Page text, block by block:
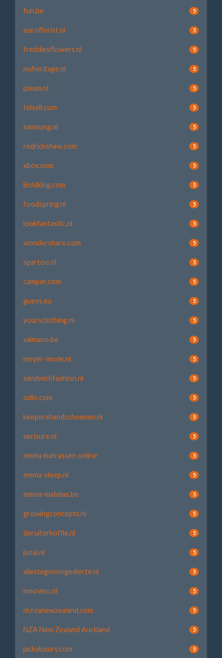
fun.be 5
euroflorist.nl 5
freddiesflowers.nl 5
myheritage.nl 5
pixum.nl 5
telsell.com 5
samsung.nl 5
redrickshaw.com 5
xbox.com 5
Boldking.com 5
foodspring.nl 5
lookfantastic.nl 5
wondershare.com 5
spartoo.nl 5
camper.com 5
guess.eu 5
yoursclothing.nl 5
valmano.be 5
meyer-mode.nl 5
sandwichfashion.nl 5
odlo.com 5
keepershandschoenen.nl 5
verisure.nl 5
emma matrassen online 5
emma-sleep.nl 5
emma-matelas.be 5
growingconcepts.nl 5
deruiterkoffie.nl 5
junai.nl 5
allestegenongedierte.nl 5
innovino.nl 5
nl.nzanewzealand.com 5
NZA New Zealand Auckland 5
jackyluxury.com 5